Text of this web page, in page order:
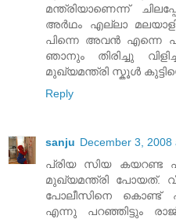
മന്ത്രിയാണെന്ന്
അര്‍ഥം എല്ലാ
പിന്നെ അവന്‍ എന്നെ
ഞാനും തിരിച്ചു
മുഖ്യമന്ത്രി സ്കൂള്‍
Reply
sanju December 3, 2008
പ്രിയ സിയ കയറണ്ട
മുഖ്യമന്ത്രി പോയത്.
പോലീസിനെ കൊണ്ട്
എന്നു പറഞ്ഞിട്ടും